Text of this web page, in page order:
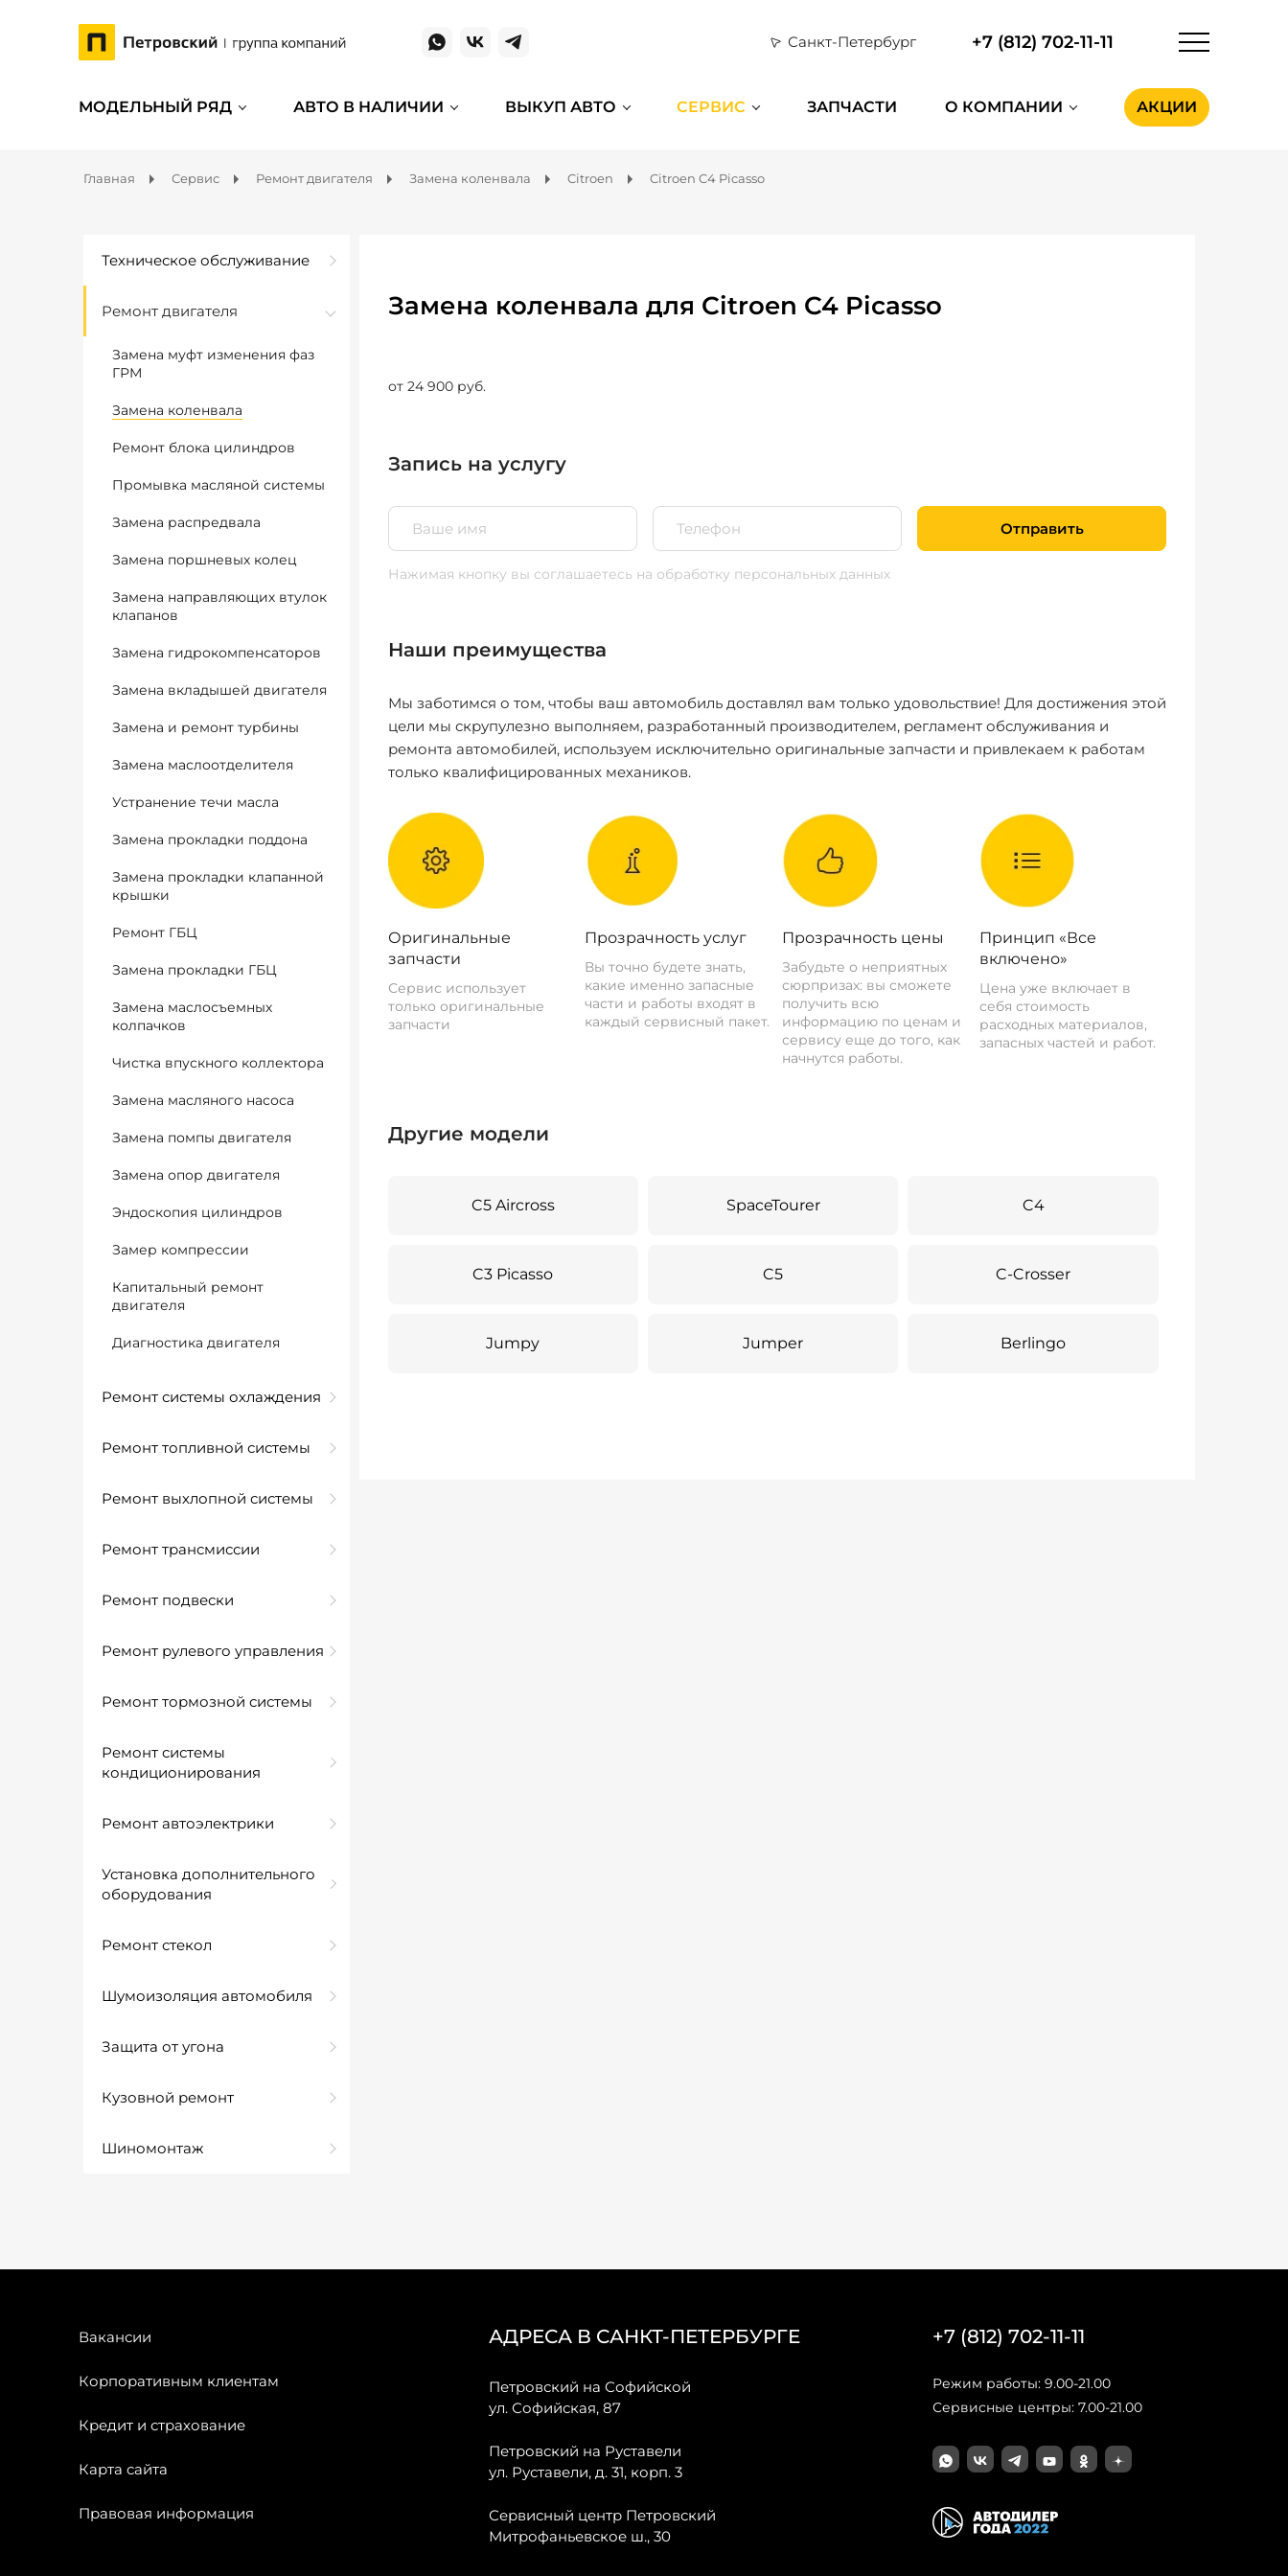
Санкт-Петербург +7 (812) 702-11-11
МОДЕЛЬНЫЙ РЯД АВТО В НАЛИЧИИ ВЫКУП АВТО СЕРВИС ЗАПЧАСТИ О КОМПАНИИ АКЦИИ
Главная Сервис Ремонт двигателя Замена коленвала Citroen Citroen C4 Picasso
Техническое обслуживание
Ремонт двигателя
Замена муфт изменения фаз
ГРМ
Замена коленвала
Ремонт блока цилиндров
Промывка масляной системы
Замена распредвала
Замена поршневых колец
Замена направляющих втулок
клапанов
Замена гидрокомпенсаторов
Замена вкладышей двигателя
Замена и ремонт турбины
Замена маслоотделителя
Устранение течи масла
Замена прокладки поддона
Замена прокладки клапанной
крышки
Ремонт ГБЦ
Замена прокладки ГБЦ
Замена маслосъемных
колпачков
Чистка впускного коллектора
Замена масляного насоса
Замена помпы двигателя
Замена опор двигателя
Эндоскопия цилиндров
Замер компрессии
Капитальный ремонт
двигателя
Диагностика двигателя
Ремонт системы охлаждения
Ремонт топливной системы
Ремонт выхлопной системы
Ремонт трансмиссии
Ремонт подвески
Ремонт рулевого управления
Ремонт тормозной системы
Ремонт системы
кондиционирования
Ремонт автоэлектрики
Установка дополнительного
оборудования
Ремонт стекол
Шумоизоляция автомобиля
Защита от угона
Кузовной ремонт
Шиномонтаж
Замена коленвала для Citroen C4 Picasso
от 24 900 руб.
Запись на услугу
Отправить
Нажимая кнопку вы соглашаетесь на обработку персональных данных
Наши преимущества
Мы заботимся о том, чтобы ваш автомобиль доставлял вам только удовольствие! Для достижения этой
цели мы скрупулезно выполняем, разработанный производителем, регламент обслуживания и
ремонта автомобилей, используем исключительно оригинальные запчасти и привлекаем к работам
только квалифицированных механиков.
Оригинальные
запчасти
Сервис использует
только оригинальные
запчасти
Прозрачность услуг
Вы точно будете знать,
какие именно запасные
части и работы входят в
каждый сервисный пакет.
Прозрачность цены
Забудьте о неприятных
сюрпризах: вы сможете
получить всю
информацию по ценам и
сервису еще до того, как
начнутся работы.
Принцип «Все
включено»
Цена уже включает в
себя стоимость
расходных материалов,
запасных частей и работ.
Другие модели
C5 Aircross SpaceTourer C4
C3 Picasso C5 C-Crosser
Jumpy Jumper Berlingo
Вакансии
Корпоративным клиентам
Кредит и страхование
Карта сайта
Правовая информация
АДРЕСА В САНКТ-ПЕТЕРБУРГЕ
Петровский на Софийской
ул. Софийская, 87
Петровский на Руставели
ул. Руставели, д. 31, корп. 3
Сервисный центр Петровский
Митрофаньевское ш., 30
+7 (812) 702-11-11
Режим работы: 9.00-21.00
Сервисные центры: 7.00-21.00